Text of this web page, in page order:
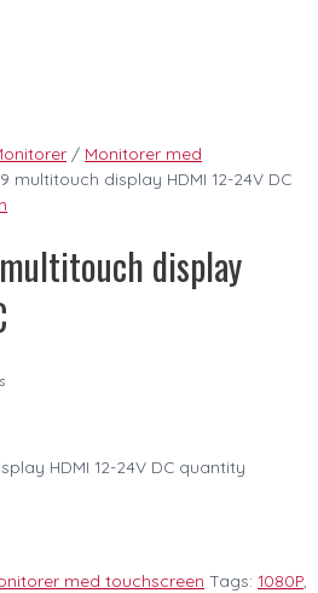
/ Monitorer med
multitouch display HDMI 12-24V DC
display
HDMI 12-24V DC quantity
med touchscreen Tags: 1080P